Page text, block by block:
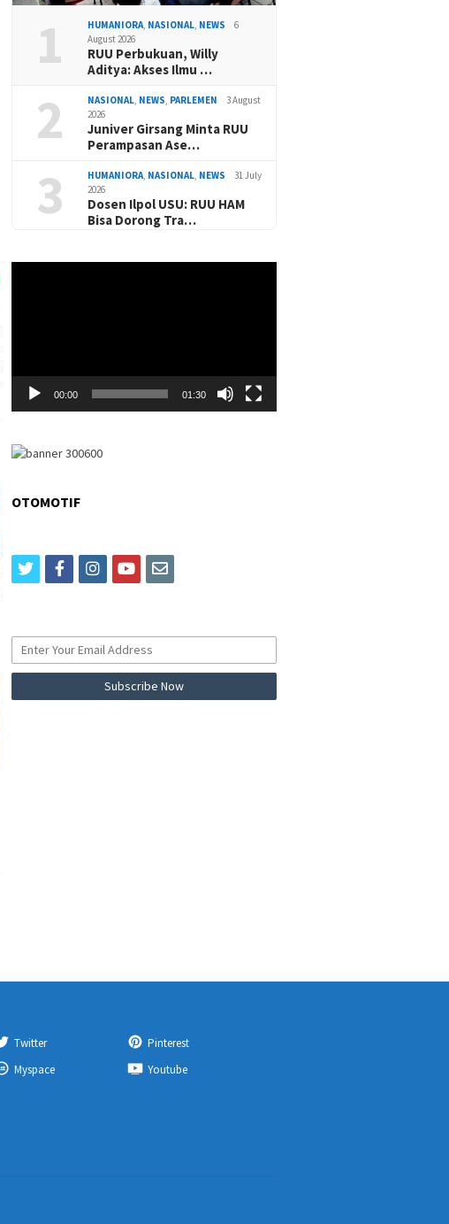
1 HUMANIORA, NASIONAL, NEWS
6
August 2026
RUU Perbukuan, Willy
Aditya: Akses Ilmu …
2 NASIONAL, NEWS, PARLEMEN
3 August
2026
Juniver Girsang Minta RUU
Perampasan Ase…
3 HUMANIORA, NASIONAL, NEWS
31 July
2026
Dosen Ilpol USU: RUU HAM
Bisa Dorong Tra…
00:00 01:30
OTOMOTIF
twitterfacebookinstagram
youtubeemail
Twitter
Pinterest
Myspace
Youtube